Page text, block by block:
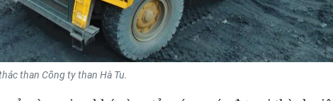
than Công ty than Hà Tu.